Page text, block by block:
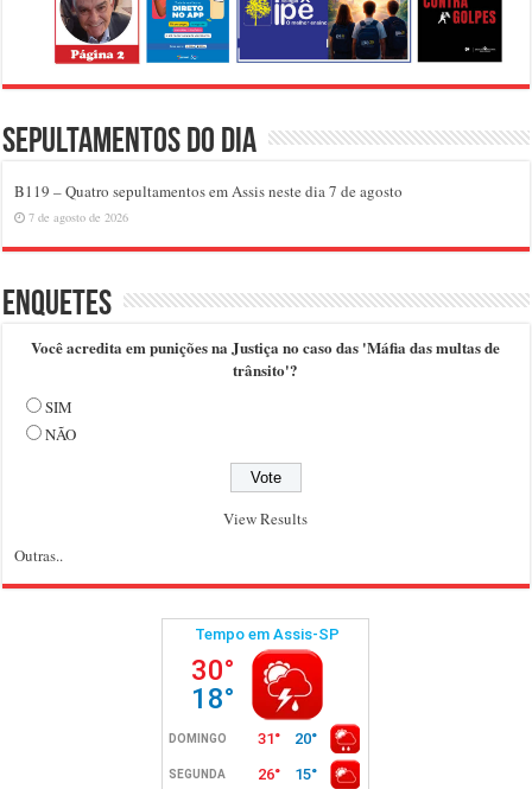
Sepultamentos do dia
B119 – Quatro sepultamentos em Assis neste dia 7 de agosto
7 de agosto de 2026
Enquetes
Você acredita em punições na Justiça no caso das 'Máfia das multas de
trânsito'?
SIM
NÃO
View Results
Outras..